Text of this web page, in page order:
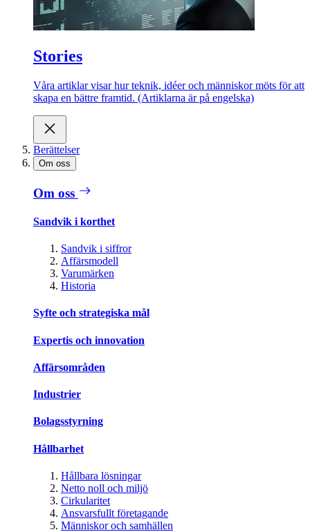
Stories
Våra artiklar visar hur teknik, idéer och människor möts för att
skapa en bättre framtid. (Artiklarna är på engelska)
Berättelser
Om oss
Om oss
Sandvik i korthet
Sandvik i siffror
Affärsmodell
Varumärken
Historia
Syfte och strategiska mål
Expertis och innovation
Affärsområden
Industrier
Bolagsstyrning
Hållbarhet
Hållbara lösningar
Netto noll och miljö
Cirkularitet
Ansvarsfullt företagande
Människor och samhällen